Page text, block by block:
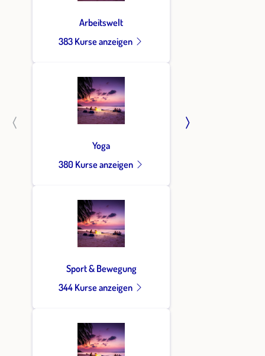
Arbeitswelt
383 Kurse anzeigen
Yoga
380 Kurse anzeigen
Sport & Bewegung
344 Kurse anzeigen